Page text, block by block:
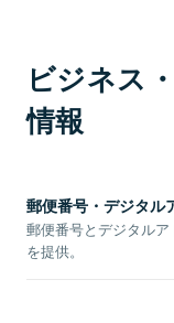
ビジネス
情報
郵便番号・デジタル
郵便番号とデジタル
を提供。